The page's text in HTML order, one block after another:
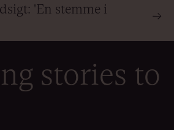
'En stemme i
→
stories to